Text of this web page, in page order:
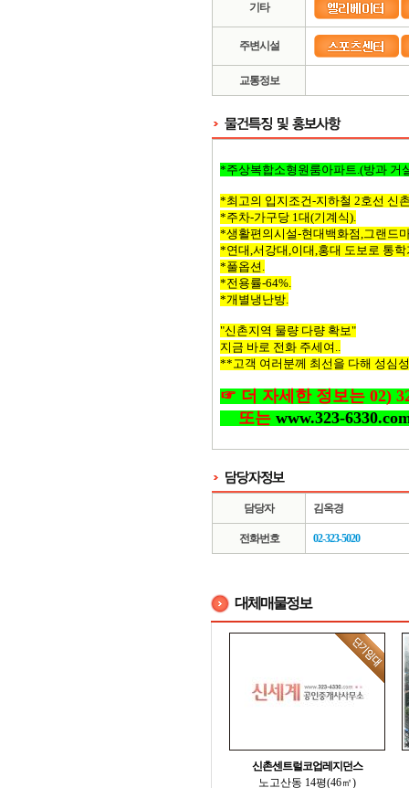
기타
주변시설
교통정보
*주상복합소형원룸아파트.(방과 거
*최고의 입지조건-지하철 2호선 신
*주차-가구당 1대(기계식).
*생활편의시설-현대백화점,그랜드
*연대,서강대,이대,홍대 도보로 통
*풀옵션.
*전용률-64%.
*개별냉난방.
"신촌지역 물량 다량 확보"
지금 바로 전화 주세여..
**고객 여러분께 최선을 다해 성심
☞ 더 자세한 정보는 02)
또는 www.323-
담당자 김옥경
전화번호 02-323-5020
대체매물정보
신촌센트럴코업레지던스
노고산동 14평(46㎡)